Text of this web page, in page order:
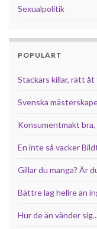
Sexualpolitik
POPULÄRT
Stackars killar, rätt åt
Svenska
Konsumentmakt
En inte så vacker
Gillar du manga? Är
Bättre lag hellre än
Hur de än vänder